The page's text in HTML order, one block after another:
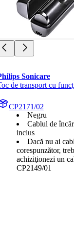
Sonicare
de transport cu
CP2171/02
Negru
Cablul de
inclus
Dacă nu ai
corespunzător,
achiziţionezi un
CP2149/01